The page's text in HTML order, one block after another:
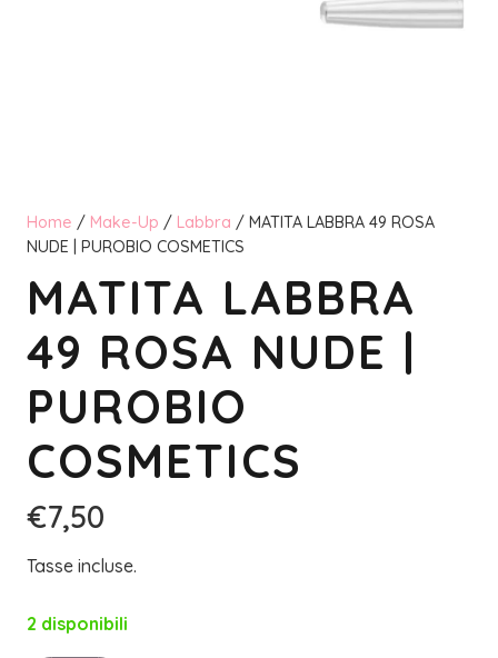
Home / Make-Up / Labbra / MATITA LABBRA 49 ROSA
NUDE | PUROBIO COSMETICS
MATITA LABBRA
49 ROSA NUDE |
PUROBIO
COSMETICS
€7,50
Tasse incluse.
2 disponibili